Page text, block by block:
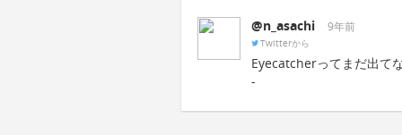
@n_asachi 9年前
Twitterから
Eyecatcherってまだ出て
-